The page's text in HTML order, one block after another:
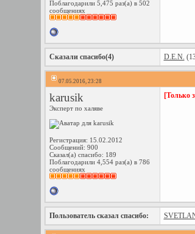
Поблагодарили 5,475 раз(а) в 502
сообщениях
Сказали спасибо(4) D.E.N.
07.05.2016, 23:28
karusik
Эксперт по халяве
Регистрация: 15.02.2012
Сообщений: 900
Сказал(а) спасибо: 189
Поблагодарили 4,554 раз(а) в 786
сообщениях
[Только
Пользователь сказал cпасибо: